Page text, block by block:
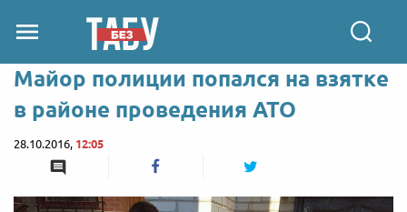
Майор полиции попался на взятке
в районе проведения АТО
28.10.2016, 12:05